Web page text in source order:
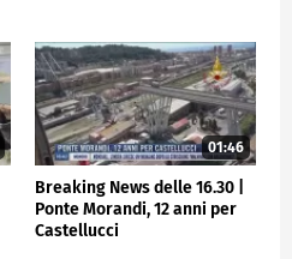
01:46
Breaking News delle 16.30 |
Ponte Morandi, 12 anni per
Castellucci